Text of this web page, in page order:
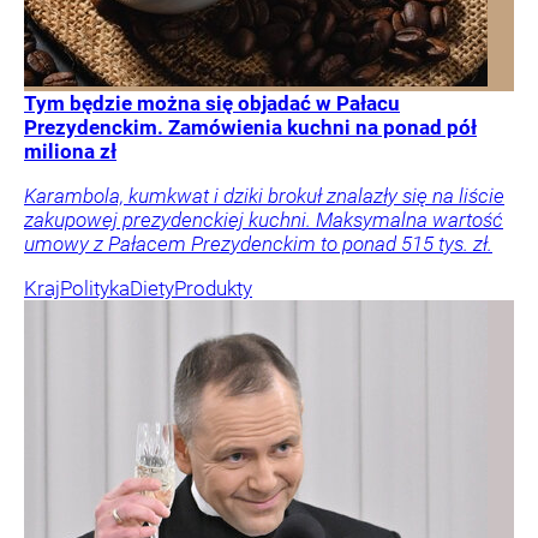
Tym będzie można się objadać w Pałacu
Prezydenckim. Zamówienia kuchni na ponad pół
miliona zł
Karambola, kumkwat i dziki brokuł znalazły się na liście
zakupowej prezydenckiej kuchni. Maksymalna wartość
umowy z Pałacem Prezydenckim to ponad 515 tys. zł.
KrajPolitykaDietyProdukty